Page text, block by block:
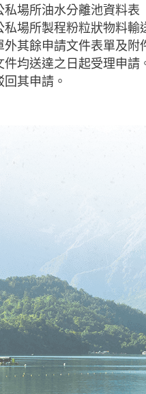
私場所油水分離池資料表
私場所製程粉粒狀物料
外其餘申請文件表單及
件均送達之日起受理申
其申請。